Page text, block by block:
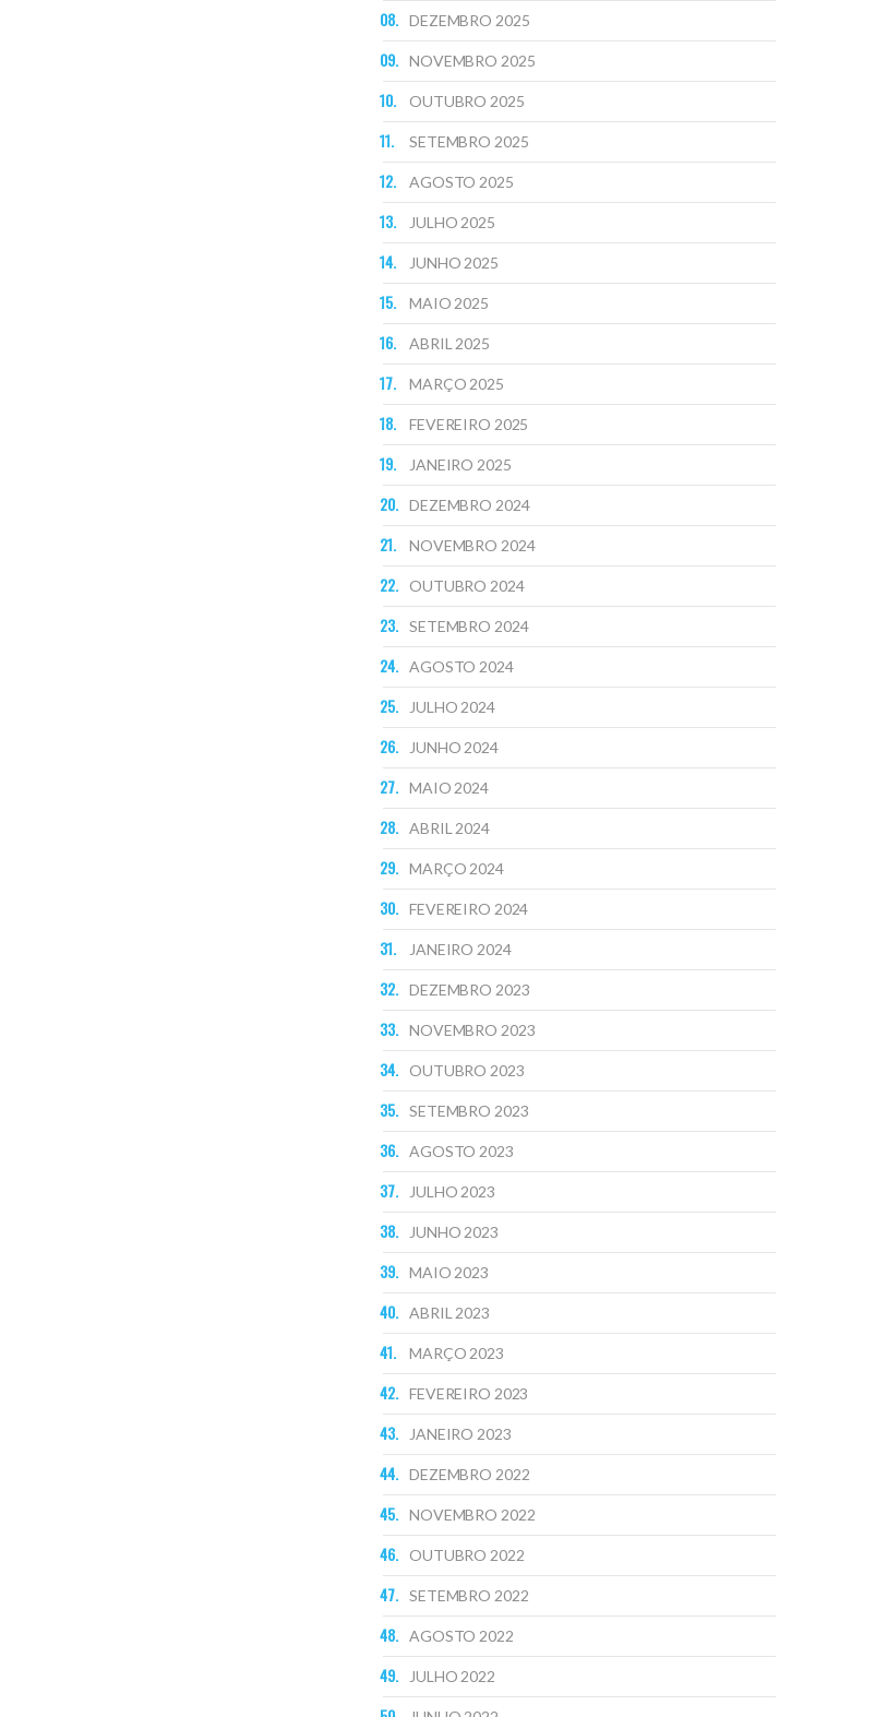
DEZEMBRO 2025
NOVEMBRO 2025
OUTUBRO 2025
SETEMBRO 2025
AGOSTO 2025
JULHO 2025
JUNHO 2025
MAIO 2025
ABRIL 2025
MARÇO 2025
FEVEREIRO 2025
JANEIRO 2025
DEZEMBRO 2024
NOVEMBRO 2024
OUTUBRO 2024
SETEMBRO 2024
AGOSTO 2024
JULHO 2024
JUNHO 2024
MAIO 2024
ABRIL 2024
MARÇO 2024
FEVEREIRO 2024
JANEIRO 2024
DEZEMBRO 2023
NOVEMBRO 2023
OUTUBRO 2023
SETEMBRO 2023
AGOSTO 2023
JULHO 2023
JUNHO 2023
MAIO 2023
ABRIL 2023
MARÇO 2023
FEVEREIRO 2023
JANEIRO 2023
DEZEMBRO 2022
NOVEMBRO 2022
OUTUBRO 2022
SETEMBRO 2022
AGOSTO 2022
JULHO 2022